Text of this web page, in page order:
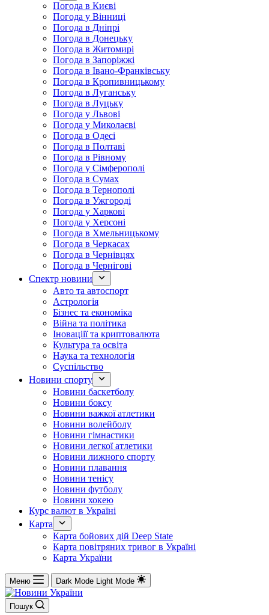
Погода в Києві
Погода у Вінниці
Погода в Дніпрі
Погода в Донецьку
Погода в Житомирі
Погода в Запоріжжі
Погода в Івано-Франківську
Погода в Кропивницькому
Погода в Луганську
Погода в Луцьку
Погода у Львові
Погода у Миколаєві
Погода в Одесі
Погода в Полтаві
Погода в Рівному
Погода у Сімферополі
Погода в Сумах
Погода в Тернополі
Погода в Ужгороді
Погода у Харкові
Погода у Херсоні
Погода в Хмельницькому
Погода в Черкасах
Погода в Чернівцях
Погода в Чернігові
Спектр новини
Авто та автоспорт
Астрологія
Бізнес та економіка
Війна та політика
Іноваціії та криптовалюта
Культура та освіта
Наука та технологія
Суспільство
Новини спорту
Новини баскетболу
Новини боксу
Новини важкої атлетики
Новини волейболу
Новини гімнастики
Новини легкої атлетики
Новини лижного спорту
Новини плавання
Новини тенісу
Новини футболу
Новини хокею
Курс валют в Україні
Карта
Карта бойових дій Deep State
Карта повітряних тривог в Україні
Карта України
Меню Dark Mode Light Mode
Пошук